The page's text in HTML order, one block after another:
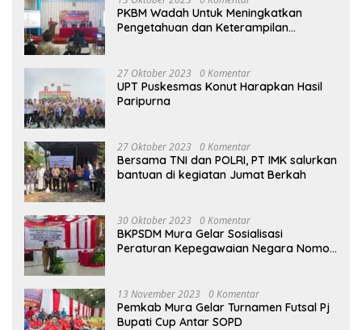
PKBM Wadah Untuk Meningkatkan
Pengetahuan dan Keterampilan
27 Oktober 2023 0 Komentar
UPT Puskesmas Konut Harapkan Hasil
Paripurna
27 Oktober 2023 0 Komentar
Bersama TNI dan POLRI, PT IMK salurkan
bantuan di kegiatan Jumat Berkah
30 Oktober 2023 0 Komentar
BKPSDM Mura Gelar Sosialisasi
Peraturan Kepegawaian Negara Nomor
13 November 2023 0 Komentar
Pemkab Mura Gelar Turnamen Futsal Pj
Bupati Cup Antar SOPD